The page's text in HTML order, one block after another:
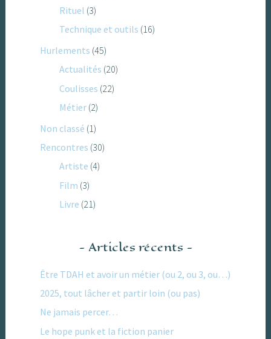
Rituel (3)
Technique et outils (16)
Hurlements (45)
Actualités (20)
Coulisses (22)
Métier (2)
Non classé (1)
Rencontres (30)
Artiste (4)
Film (3)
Livre (21)
Articles récents
Être TDAH et avoir un métier (ou 2, ou 3, ou…)
2025, tout lâcher et partir loin (ou pas)
Ne jamais percer…
Le hope punk et la fiction panier